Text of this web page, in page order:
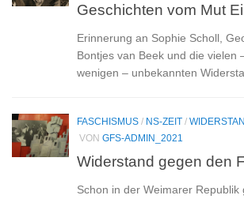
Geschichten vom Mut
Erinnerung an Sophie Scholl,
Bontjes van Beek und die vielen
wenigen – unbekannten
FASCHISMUS / NS-ZEIT /
VON GFS-ADMIN_2021
Widerstand gegen den
Schon in der Weimarer Republik